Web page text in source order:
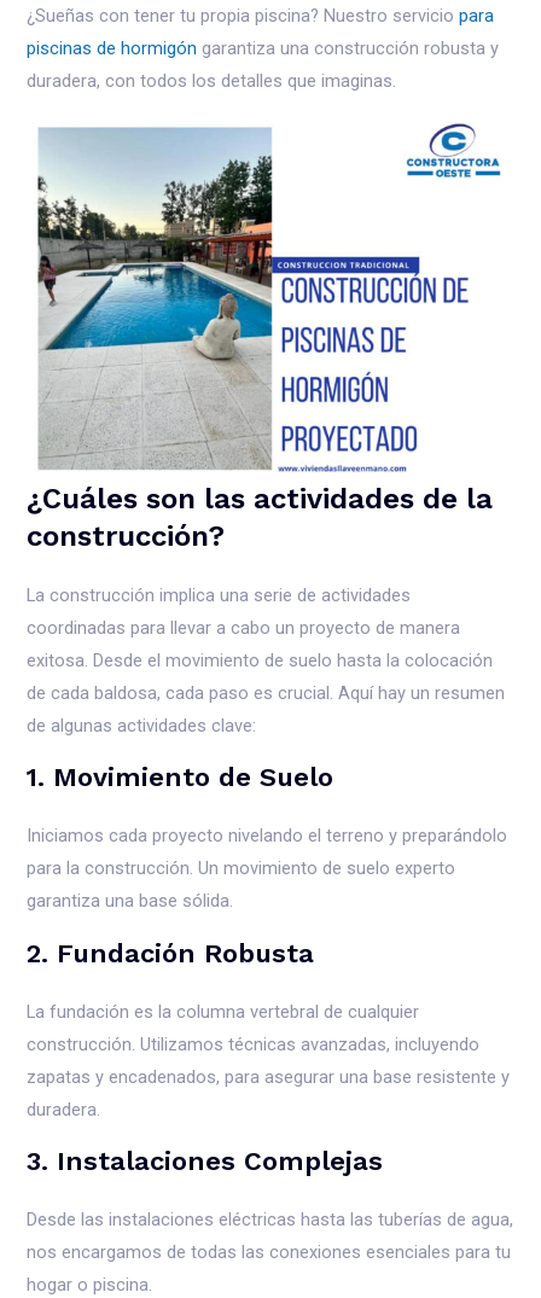
¿Sueñas con tener tu propia piscina? Nuestro serviciopara
piscinas de hormigón garantiza una construcción robusta y
duradera, con todos los detalles que imaginas.
¿Cuáles son las actividades de la
construcción?
La construcción implica una serie de actividades
coordinadas para llevar a cabo un proyecto de manera
exitosa. Desde el movimiento de suelo hasta la colocación
de cada baldosa, cada paso es crucial. Aquí hay un resumen
de algunas actividades clave:
1. Movimiento de Suelo
Iniciamos cada proyecto nivelando el terreno y preparándolo
para la construcción. Un movimiento de suelo experto
garantiza una base sólida.
2. Fundación Robusta
La fundación es la columna vertebral de cualquier
construcción. Utilizamos técnicas avanzadas, incluyendo
zapatas y encadenados, para asegurar una base resistente y
duradera.
3. Instalaciones Complejas
Desde las instalaciones eléctricas hasta las tuberías de agua,
nos encargamos de todas las conexiones esenciales para tu
hogar o piscina.